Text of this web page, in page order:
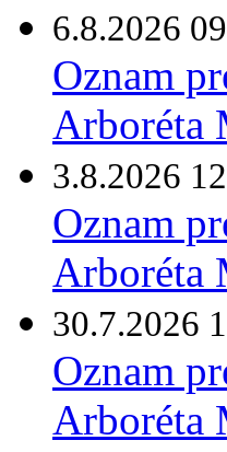
6.8.2026
Oznam
Arboréta
3.8.2026
Oznam
Arboréta
30.7.2026
Oznam
Arboréta